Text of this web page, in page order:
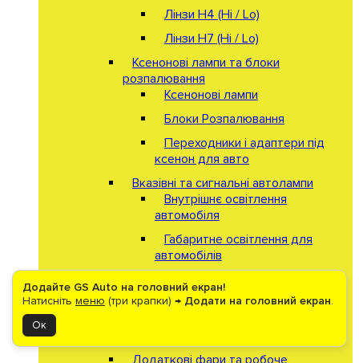
Додайте GS Auto на головний екран!
Натисніть меню (три крапки) → Додати на головний екран.
Ок
Лінзи Н4 (Hi / Lo)
Лінзи Н7 (Hi / Lo)
Ксенонові лампи та блоки
розпалювання
Ксенонові лампи
Блоки Розпалювання
Переходники і адаптери під
ксенон для авто
Вказівні та сигнальні автолампи
Внутрішнє освітлення
автомобіля
Габаритне освітлення для
автомобілів
Лампи безпеки для
автомобілів
Додаткові фари та робоче